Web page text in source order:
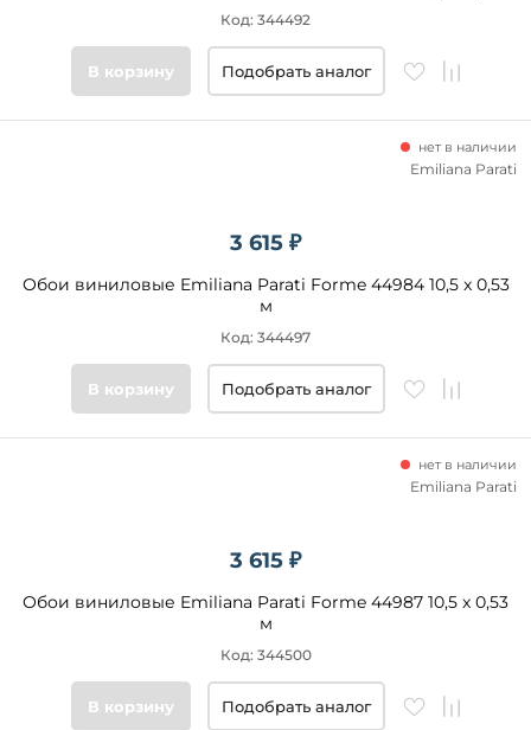
Код: 344492
В корзину Подобрать аналог
3 615 ₽
Обои виниловые Emiliana Parati Forme 44984 10,5 x 0,53
м
нет в наличии
Код: 344497
Emiliana Parati
В корзину Подобрать аналог
3 615 ₽
Обои виниловые Emiliana Parati Forme 44987 10,5 x 0,53
м
нет в наличии
Код: 344500
Emiliana Parati
В корзину Подобрать аналог